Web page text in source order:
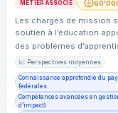
MÉTIER ASSOCIÉ
Les chargés de mission
soutien à l’éducation
des problèmes
📈 Perspectives moyennes
Connaissance approfondie du
fédérales
Compétences avancées en
d’impact)